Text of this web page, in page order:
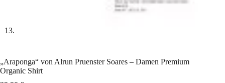
„Araponga“ von Alrun Pruenster Soares – Damen Premium
Organic Shirt